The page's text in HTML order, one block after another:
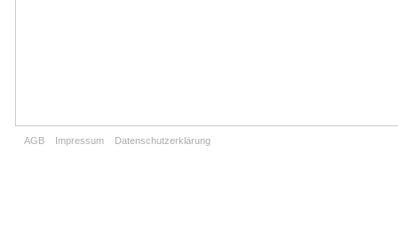
AGB Impressum Datenschutzerklärung